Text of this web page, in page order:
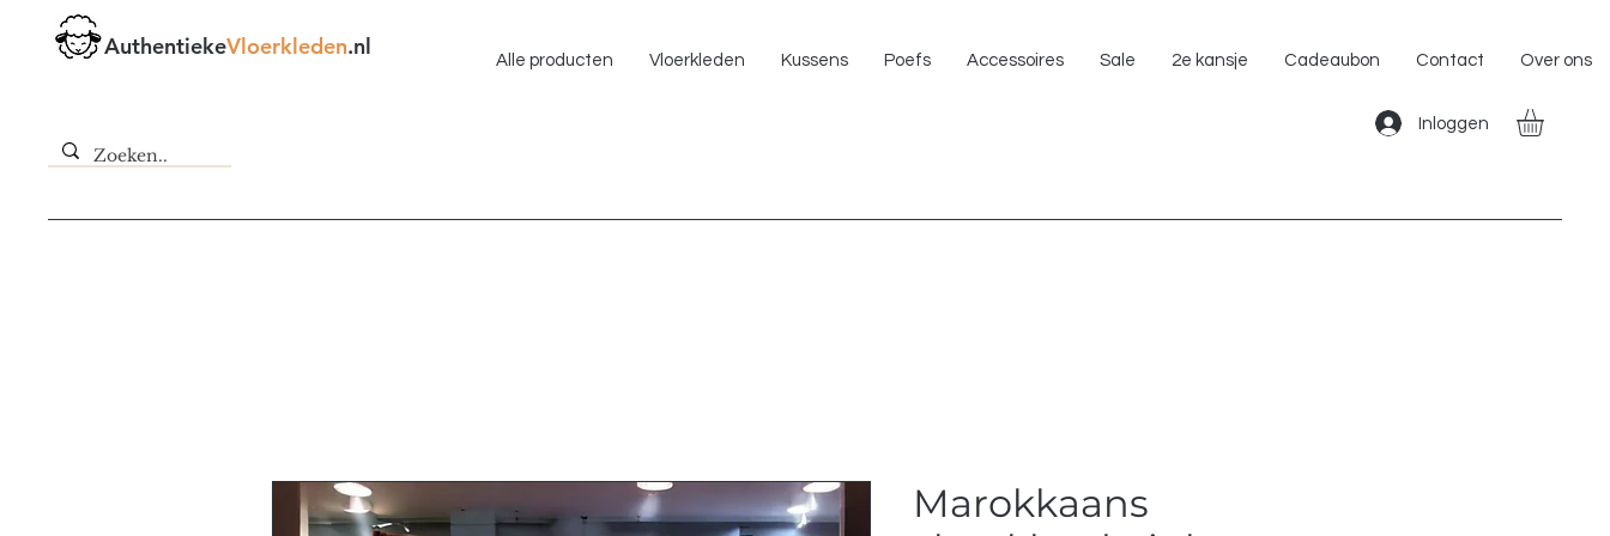
AuthentiekeVloerkleden.nl
Alle producten Vloerkleden Kussens Poefs Accessoires Sale 2e kansje Cadeaubon Contact Over ons
Inloggen
Marokkaans